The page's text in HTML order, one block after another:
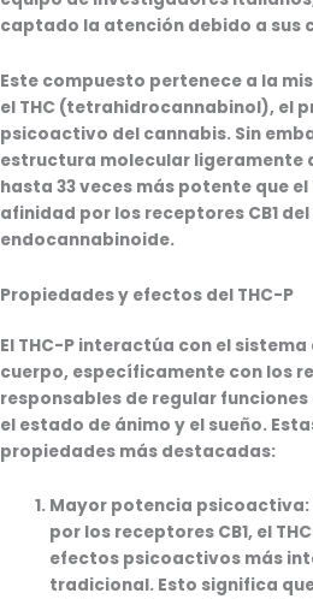
captado la atención debido a sus
Este compuesto pertenece a la
el THC (tetrahidrocannabinol), el
psicoactivo del cannabis. Sin
estructura molecular ligeramente
hasta 33 veces más potente que el
afinidad por los receptores CB1
endocannabinoide.
Propiedades y efectos del THC-P
El THC-P interactúa con el
cuerpo, específicamente con los
responsables de regular
el estado de ánimo y el sueño.
propiedades más destacadas:
Mayor potencia psicoactiva
por los receptores CB1, el
efectos psicoactivos más
tradicional. Esto significa